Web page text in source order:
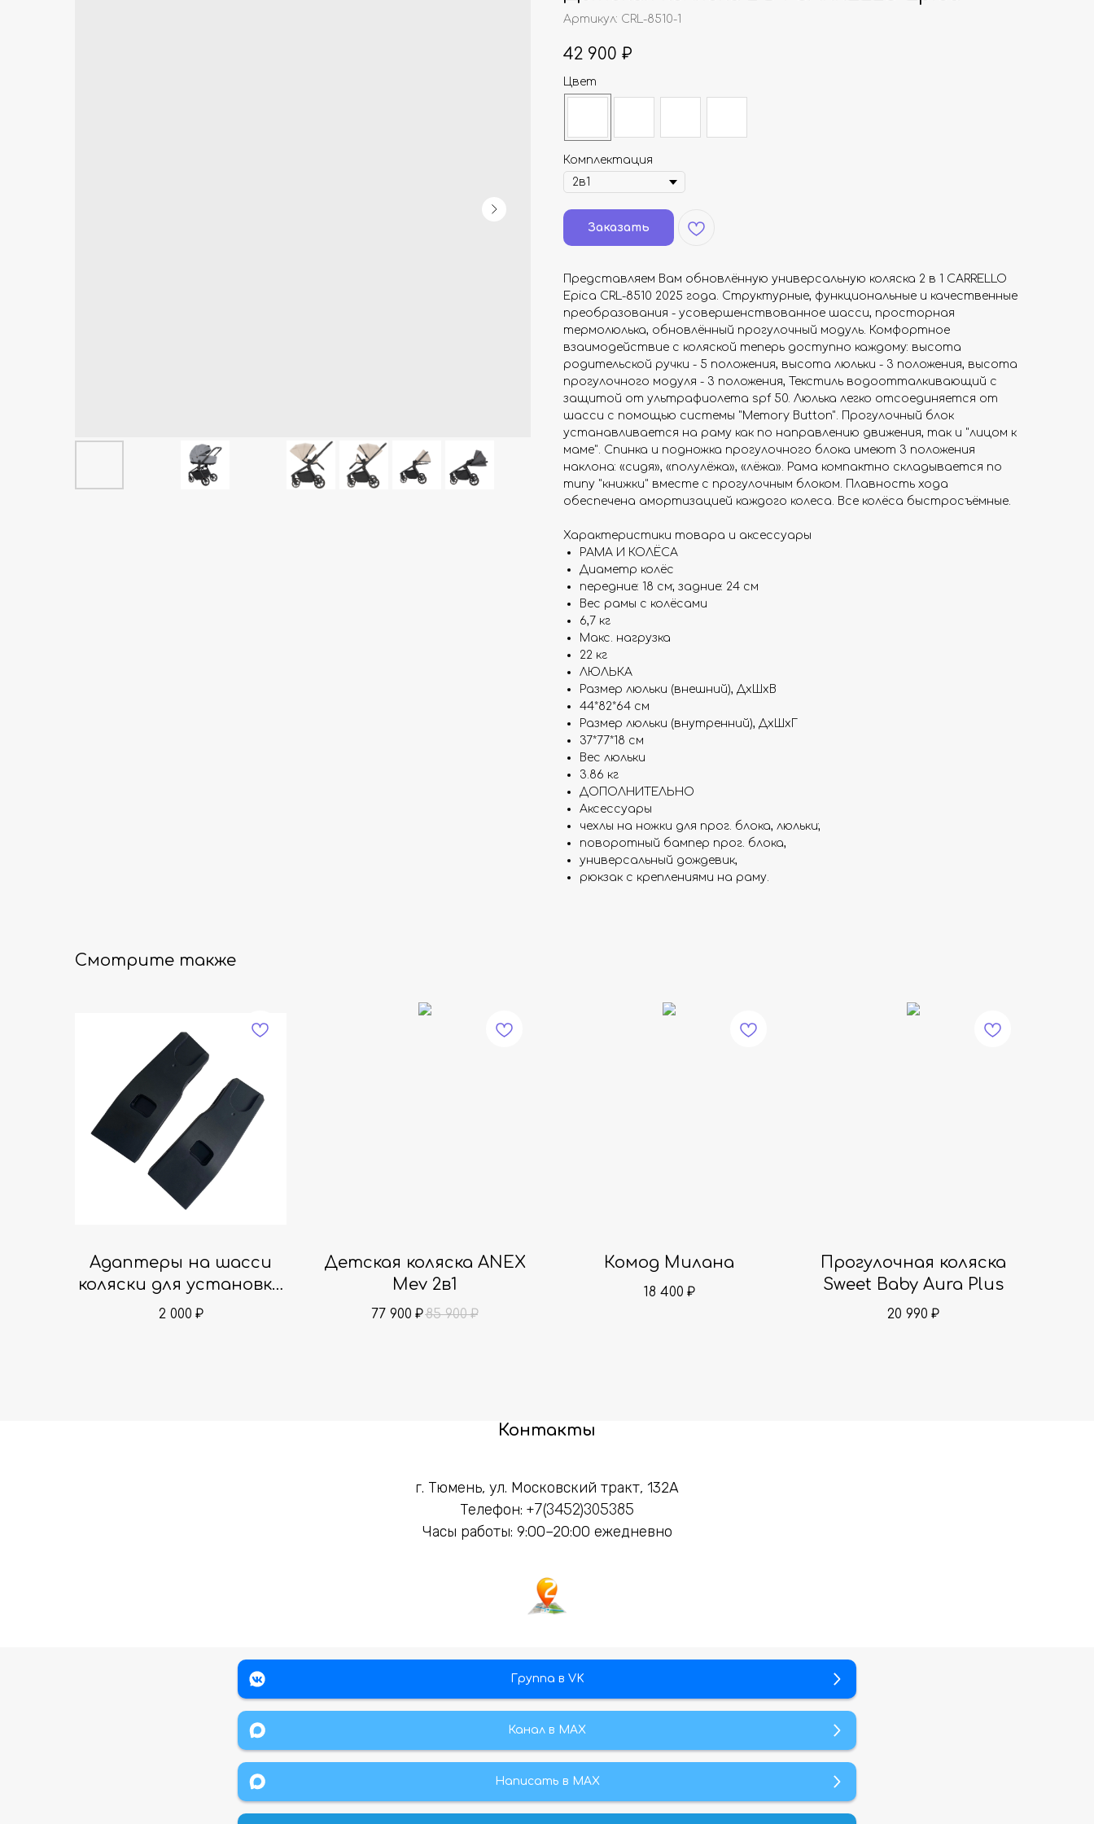
Артикул: CRL-8510-1
42 900 ₽
Цвет
Комплектация
Заказать
Представляем Вам обновлённую универсальную коляска 2 в 1 CARRELLO
Epica CRL-8510 2025 года. Структурные, функциональные и качественные
преобразования - усовершенствованное шасси, просторная
термолюлька, обновлённый прогулочный модуль. Комфортное
взаимодействие с коляской теперь доступно каждому: высота
родительской ручки - 5 положения, высота люльки - 3 положения, высота
прогулочного модуля - 3 положения, Текстиль водоотталкивающий с
защитой от ультрафиолета spf 50. Люлька легко отсоединяется от
шасси с помощью системы "Memory Button". Прогулочный блок
устанавливается на раму как по направлению движения, так и "лицом к
маме". Спинка и подножка прогулочного блока имеют 3 положения
наклона: «сидя», «полулёжа», «лёжа». Рама компактно складывается по
типу "книжки" вместе с прогулочным блоком. Плавность хода
обеспечена амортизацией каждого колеса. Все колёса быстросъёмные.
Характеристики товара и аксессуары
РАМА И КОЛЁСА
Диаметр колёс
передние: 18 см; задние: 24 см
Вес рамы с колёсами
6,7 кг
Макс. нагрузка
22 кг
ЛЮЛЬКА
Размер люльки (внешний), ДхШхВ
44*82*64 см
Размер люльки (внутренний), ДхШхГ
37*77*18 см
Вес люльки
3.86 кг
ДОПОЛНИТЕЛЬНО
Аксессуары
чехлы на ножки для прог. блока, люльки;
поворотный бампер прог. блока,
универсальный дождевик,
рюкзак с креплениями на раму.
Смотрите также
Адаптеры на шасси
коляски для установки
автолюльки
2 000 ₽
Детская коляска ANEX
Mev 2в1
77 900 ₽85 900 ₽
Комод Милана
18 400 ₽
Прогулочная коляска
Sweet Baby Aura Plus
20 990 ₽
Контакты
г. Тюмень, ул. Московский тракт, 132А
Телефон: +7(3452)305385
Часы работы: 9:00–20:00 ежедневно
Группа в VK
Канал в МАХ
Написать в MAX